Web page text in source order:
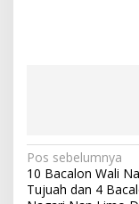
N
a
Pos sebelumnya
10 Bacalon Wali
Tujuah dan 4